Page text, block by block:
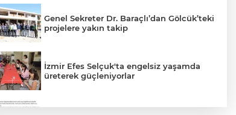
Genel Sekreter Dr. Baraçlı’dan Gölcük’teki
projelere yakın takip
İzmir Efes Selçuk'ta engelsiz yaşamda
üreterek güçleniyorlar